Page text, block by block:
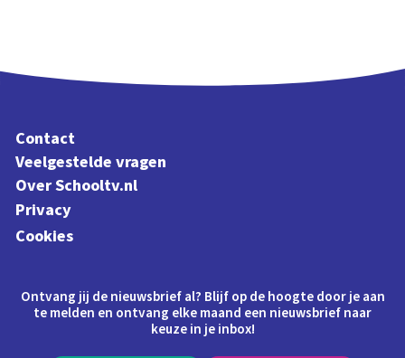
Contact
Veelgestelde vragen
Over Schooltv.nl
Privacy
Cookies
Ontvang jij de nieuwsbrief al? Blijf op de hoogte door je aan
te melden en ontvang elke maand een nieuwsbrief naar
keuze in je inbox!